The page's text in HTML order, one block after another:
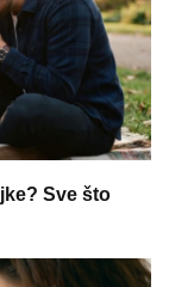
Sve što